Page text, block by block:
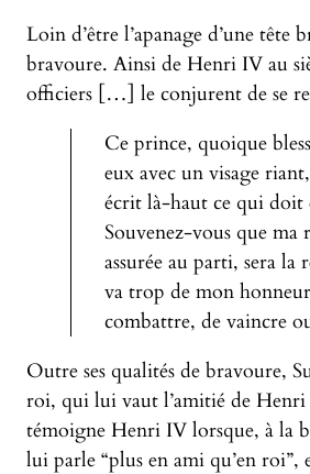
Loin d’être l’apanage d’une tête
bravoure. Ainsi de Henri IV au
officiers […] le conjurent de se
Ce prince, quoique
eux avec un visage
écrit là-haut ce qui doit
Souvenez-vous que ma
assurée au parti, sera
va trop de mon
combattre, de vaincre
Outre ses qualités de bravoure,
roi, qui lui vaut l’amitié de Henri
témoigne Henri IV lorsque, à la
lui parle “plus en ami qu’en roi”,